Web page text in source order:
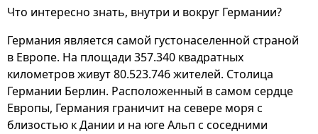
Что интересно знать, внутри и вокруг Германии?
Германия является самой густонаселенной страной
в Европе. На площади 357.340 квадратных
километров живут 80.523.746 жителей. Столица
Германии Берлин. Расположенный в самом сердце
Европы, Германия граничит на севере моря с
близостью к Дании и на юге Альп с соседними